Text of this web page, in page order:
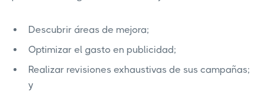
Descubrir áreas de mejora;
Optimizar el gasto en publicidad;
Realizar revisiones exhaustivas de sus campañas;
y